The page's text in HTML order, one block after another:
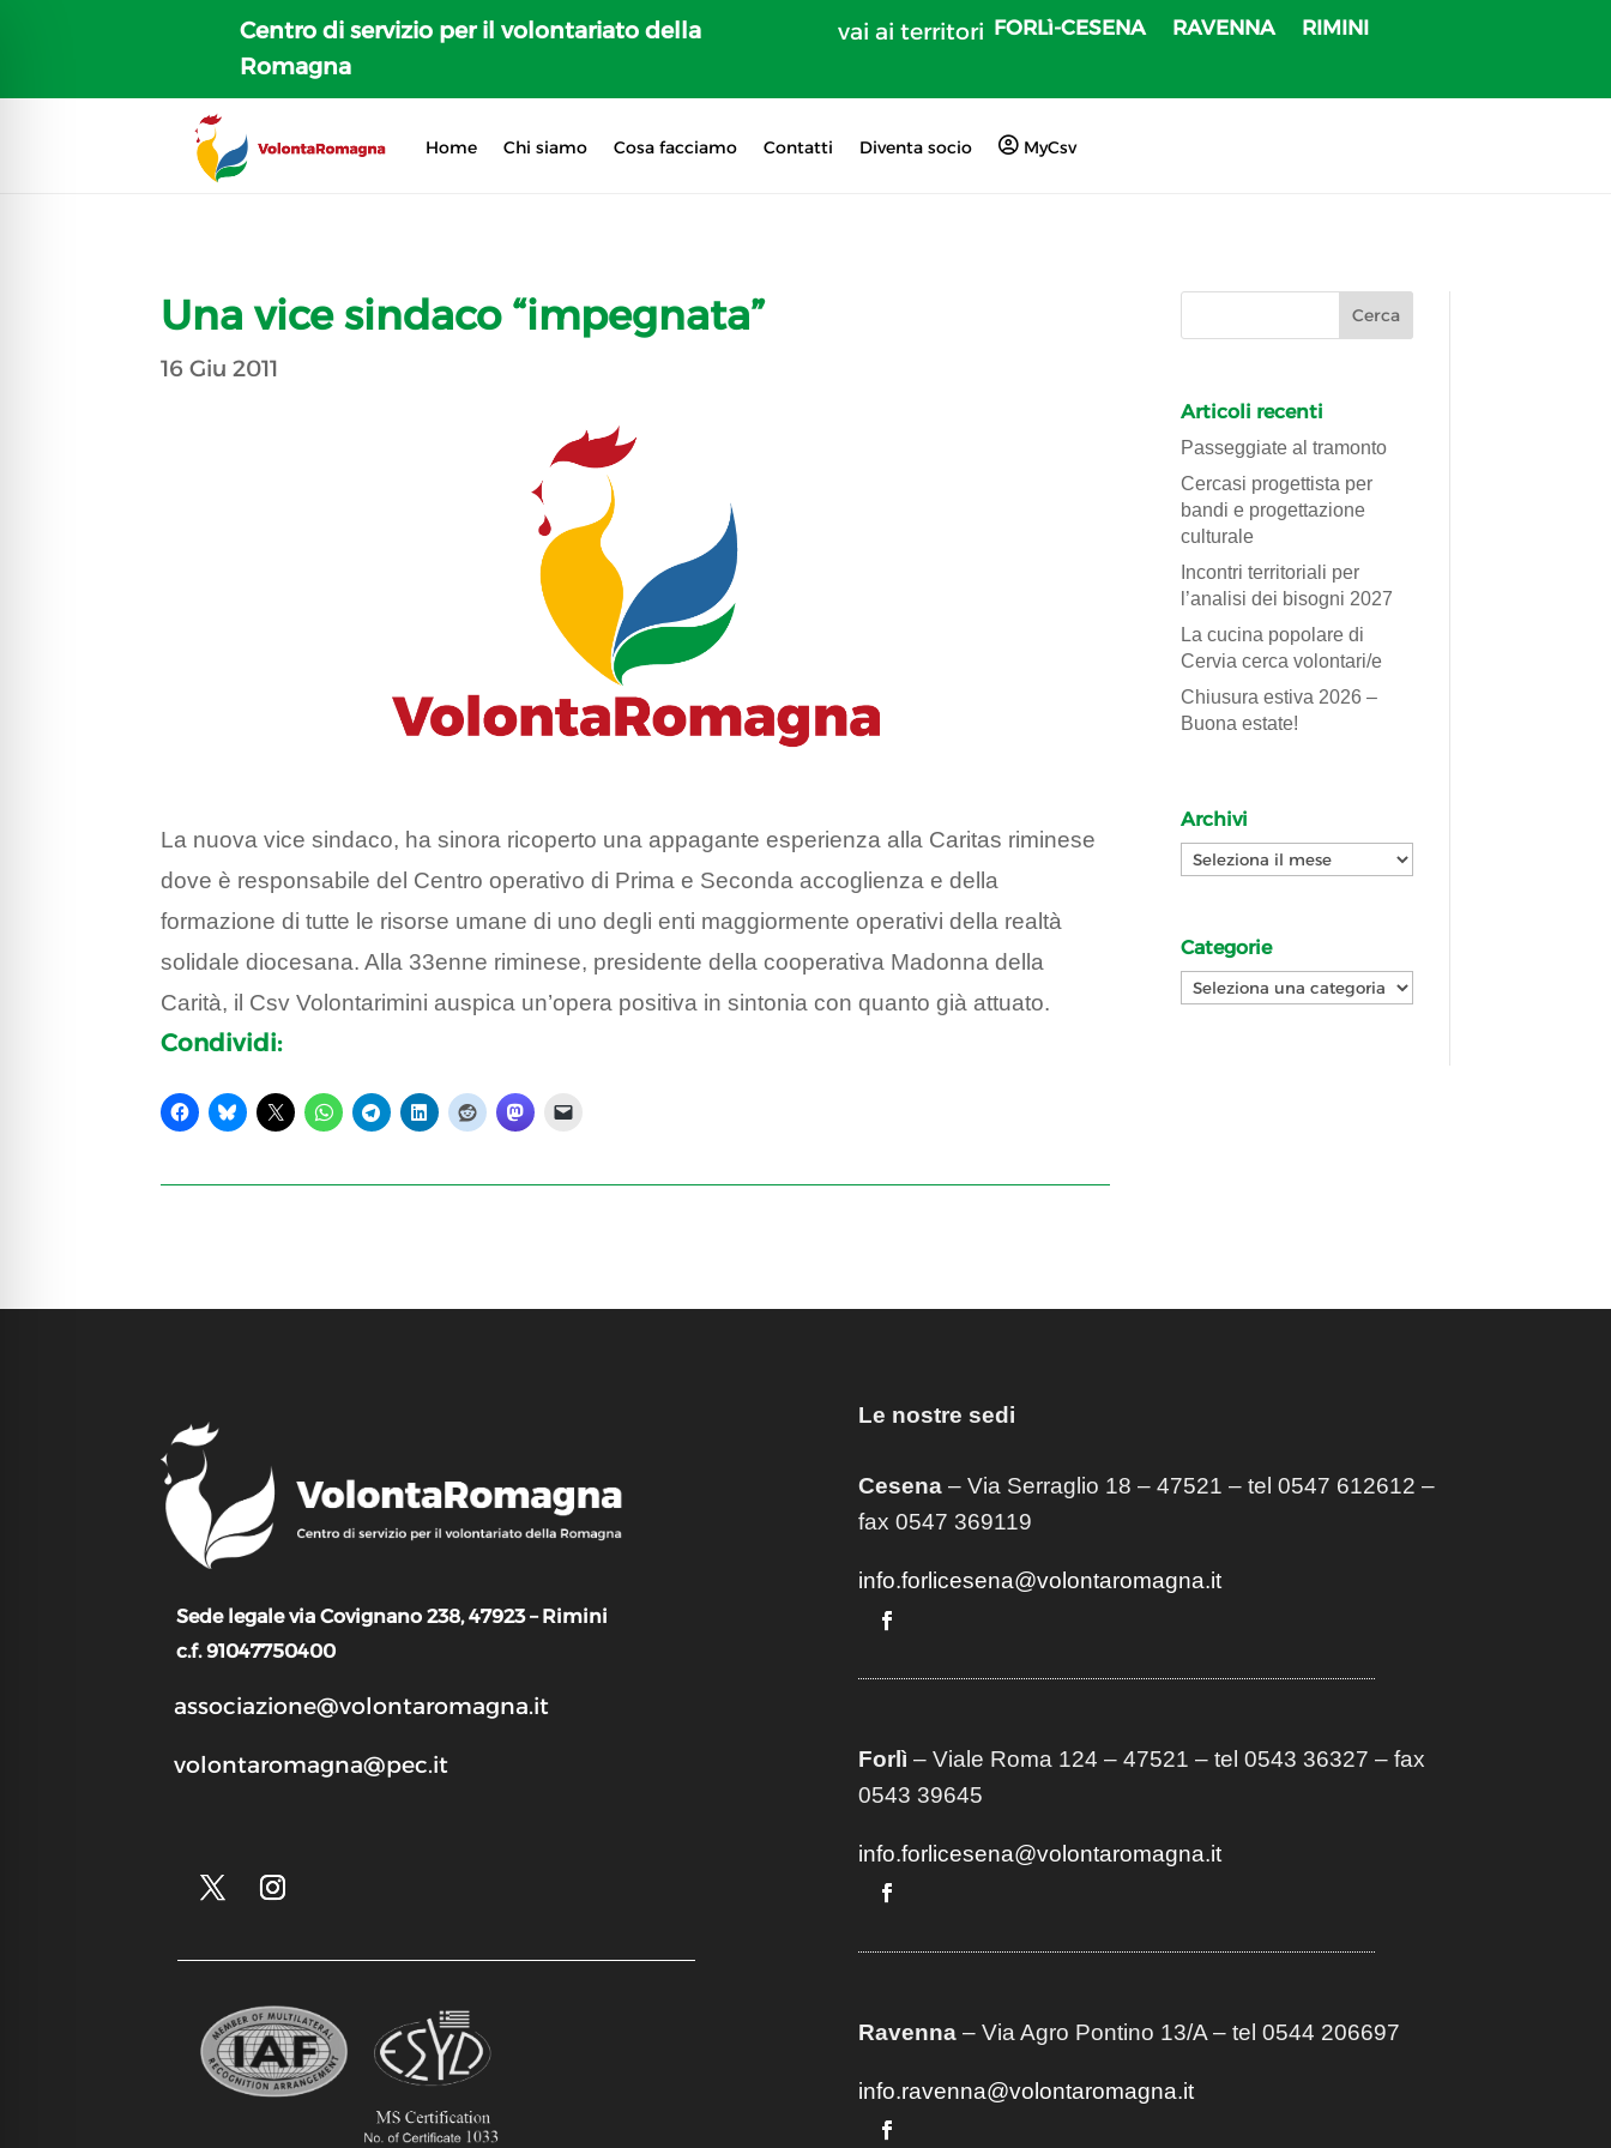
Centro di servizio per il volontariato della
Romagna
vai ai territori FORLì-CESENA RAVENNA RIMINI
Home Chi siamo Cosa facciamo Contatti Diventa socio MyCsv
Una vice sindaco “impegnata”
16 Giu 2011
La nuova vice sindaco, ha sinora ricoperto una appagante esperienza alla Caritas riminese
dove è responsabile del Centro operativo di Prima e Seconda accoglienza e della
formazione di tutte le risorse umane di uno degli enti maggiormente operativi della realtà
solidale diocesana. Alla 33enne riminese, presidente della cooperativa Madonna della
Carità, il Csv Volontarimini auspica un’opera positiva in sintonia con quanto già attuato.
Condividi:
Articoli recenti
Passeggiate al tramonto
Cercasi progettista per
bandi e progettazione
culturale
Incontri territoriali per
l’analisi dei bisogni 2027
La cucina popolare di
Cervia cerca volontari/e
Chiusura estiva 2026 –
Buona estate!
Archivi
Archivi
Categorie
Categorie
Sede legale via Covignano 238, 47923 – Rimini
c.f. 91047750400
associazione@volontaromagna.it
volontaromagna@pec.it
Le nostre sedi
Cesena– Via Serraglio 18 – 47521 – tel 0547 612612 –
fax 0547 369119
info.forlicesena@volontaromagna.it
Forlì – Viale Roma 124 – 47521 – tel 0543 36327 – fax
0543 39645
info.forlicesena@volontaromagna.it
Ravenna– Via Agro Pontino 13/A– tel 0544 206697
info.ravenna@volontaromagna.it